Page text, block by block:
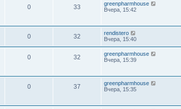
0 33
greenpharmhouse
Вчера, 15:42
0 32
rendistero
Вчера, 15:40
0 32
greenpharmhouse
Вчера, 15:39
0 37
greenpharmhouse
Вчера, 15:35